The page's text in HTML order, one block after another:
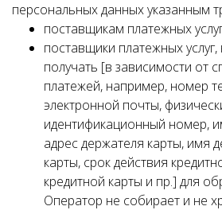
персональных данных указанным
поставщикам платежных
поставщики платежных
получать [в зависимости от
платежей, например, номер
электронной почты,
идентификационный номер,
адрес держателя карты, имя
карты, срок действия
кредитной карты и пр.] для
Оператор не собирает и не